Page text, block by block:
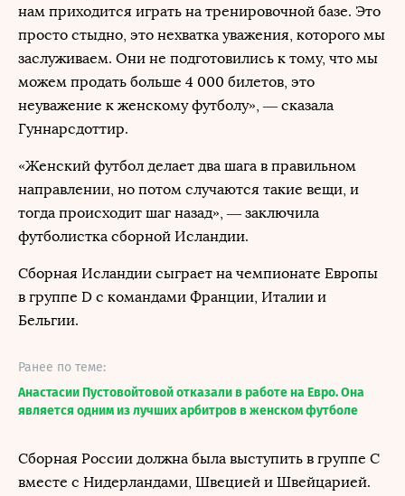
нам приходится играть на тренировочной базе. Это
просто стыдно, это нехватка уважения, которого мы
заслуживаем. Они не подготовились к тому, что мы
можем продать больше 4 000 билетов, это
неуважение к женскому футболу», — сказала
Гуннарсдоттир.
«Женский футбол делает два шага в правильном
направлении, но потом случаются такие вещи, и
тогда происходит шаг назад», — заключила
футболистка сборной Исландии.
Сборная Исландии сыграет на чемпионате Европы
в группе D с командами Франции, Италии и
Бельгии.
Ранее по теме:
Анастасии Пустовойтовой отказали в работе на Евро. Она
является одним из лучших арбитров в женском футболе
Сборная России должна была выступить в группе С
вместе с Нидерландами, Швецией и Швейцарией.